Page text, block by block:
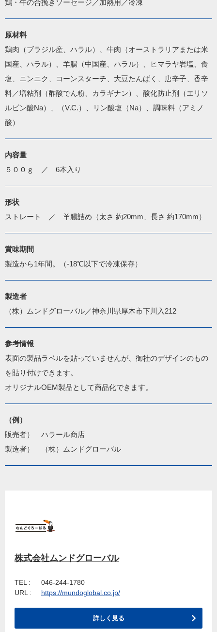
鶏・牛の合挽きソーセージ／加熱用／冷凍
原材料
鶏肉（ブラジル産、ハラル）、牛肉（オーストラリアまたは米
国産、ハラル）、羊腸（中国産、ハラル）、ヒマラヤ岩塩、食
塩、ニンニク、コーンスターチ、大豆たんぱく、唐辛子、香辛
料／増粘剤（酢酸でん粉、カラギナン）、酸化防止剤（エリソ
ルビン酸Na）、（V.C.）、リン酸塩（Na）、調味料（アミノ
酸）
内容量
５００ｇ　／　6本入り
形状
ストレート　／　羊腸詰め（太さ 約20mm、長さ 約170mm）
賞味期間
製造から1年間。（-18℃以下で冷凍保存）
製造者
（株）ムンドグローバル／神奈川県厚木市下川入212
参考情報
表面の製品ラベルを貼っていませんが、御社のデザインのもの
を貼り付けできます。
オリジナルOEM製品として商品化できます。
（例）
販売者）　ハラール商店
製造者）　（株）ムンドグローバル
株式会社ムンドグローバル
TEL :
046-244-1780
URL :
https://mundoglobal.co.jp/
詳しく見る